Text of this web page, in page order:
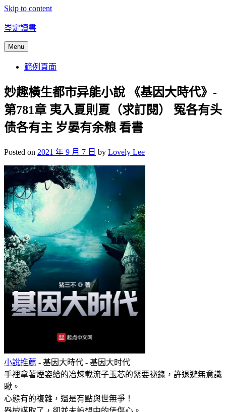
Skip to content
岑定讀書
Menu
範例頁面
妙趣橫生都市异能小說 《基因大時代》-
第781章 夷入夏則夏（求訂閱） 冤各有头
债各有主 岁晏有余粮 看書
Posted on 2021 年 9 月 7 日 by Lovely Lee
小說推薦 - 基因大時代 - 基因大时代
手裡拿著煙姿給的冶煉載流子玉芯的緊要祕錄，許退避無意識
瞅。
心態有的複雜，還是有點與世無爭！